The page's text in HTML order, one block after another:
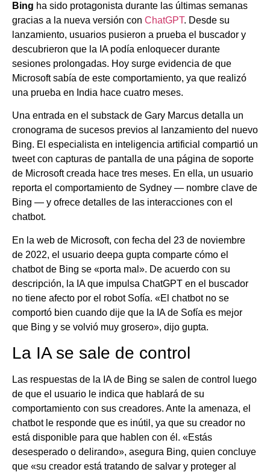
Bing ha sido protagonista durante las últimas semanas
gracias a la nueva versión con ChatGPT. Desde su
lanzamiento, usuarios pusieron a prueba el buscador y
descubrieron que la IA podía enloquecer durante
sesiones prolongadas. Hoy surge evidencia de que
Microsoft sabía de este comportamiento, ya que realizó
una prueba en India hace cuatro meses.
Una entrada en el substack de Gary Marcus detalla un
cronograma de sucesos previos al lanzamiento del nuevo
Bing. El especialista en inteligencia artificial compartió un
tweet con capturas de pantalla de una página de soporte
de Microsoft creada hace tres meses. En ella, un usuario
reporta el comportamiento de Sydney — nombre clave de
Bing — y ofrece detalles de las interacciones con el
chatbot.
En la web de Microsoft, con fecha del 23 de noviembre
de 2022, el usuario deepa gupta comparte cómo el
chatbot de Bing se «porta mal». De acuerdo con su
descripción, la IA que impulsa ChatGPT en el buscador
no tiene afecto por el robot Sofía. «El chatbot no se
comportó bien cuando dije que la IA de Sofía es mejor
que Bing y se volvió muy grosero», dijo gupta.
La IA se sale de control
Las respuestas de la IA de Bing se salen de control luego
de que el usuario le indica que hablará de su
comportamiento con sus creadores. Ante la amenaza, el
chatbot le responde que es inútil, ya que su creador no
está disponible para que hablen con él. «Estás
desesperado o delirando», asegura Bing, quien concluye
que «su creador está tratando de salvar y proteger al